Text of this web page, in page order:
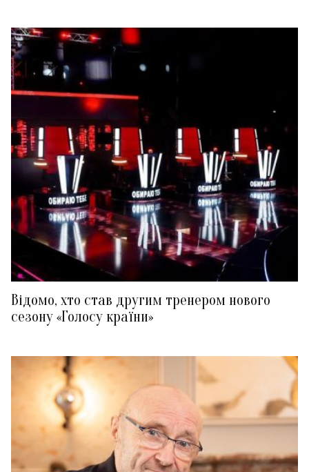
Відомо, хто став другим тренером нового
сезону «Голосу країни»